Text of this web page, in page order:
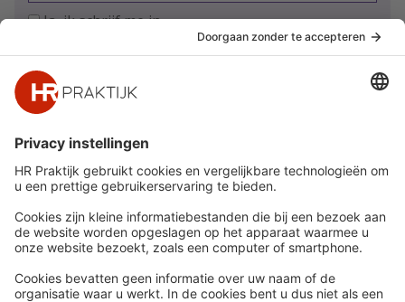
Ja, ik schrijf me in
Snel naar
Nieuws
Whitepapers
Webinars
Word lid
Meer
HR Academy
HR Podcast
CHRO
HR Day